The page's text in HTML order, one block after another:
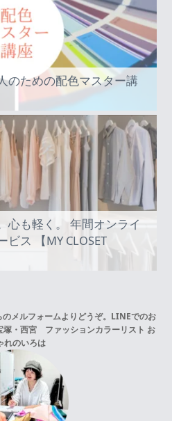
のための配色マスター講
心も軽く。 年間オンライ
ス 【MY CLOSET
のメルフォームよりどうぞ。LINEでのお
塚・西宮 ファッションカラーリスト お
れのいろは